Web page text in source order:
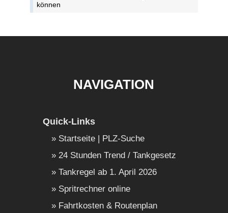
können
NAVIGATION
Quick-Links
Startseite | PLZ-Suche
24 Stunden Trend / Tankgesetz
Tankregel ab 1. April 2026
Spritrechner online
Fahrtkosten & Routenplan